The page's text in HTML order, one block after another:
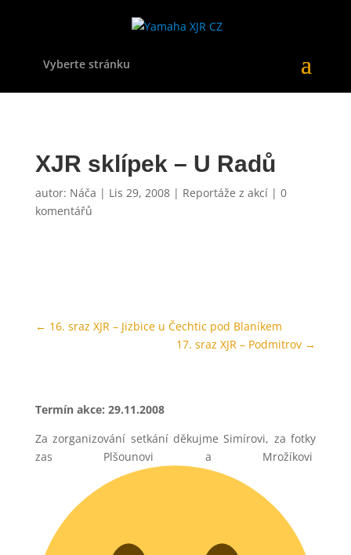
Vyberte stránku
XJR sklípek – U Radů
autor: Náča | Lis 29, 2008| Reportáže z akcí| 0
komentářů
← 16. sraz XJR – Jizbice u Čechtic pod Blaníkem
17. sraz XJR – Podmitrov →
Termín akce: 29.11.2008
Za zorganizování setkání děkujme Simírovi, za fotky
zas Plšounovi a Mrožíkovi